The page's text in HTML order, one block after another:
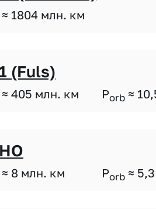
≈ 1804 млн. км
(Fuls)
≈ 405 млн. км Porb ≈
≈ 8 млн. км Porb ≈ 5,3